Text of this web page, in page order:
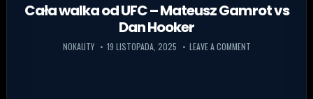
Cała walka od UFC – Mateusz Gamrot vs
Dan Hooker
NOKAUTY 19 LISTOPADA, 2025 LEAVE A COMMENT